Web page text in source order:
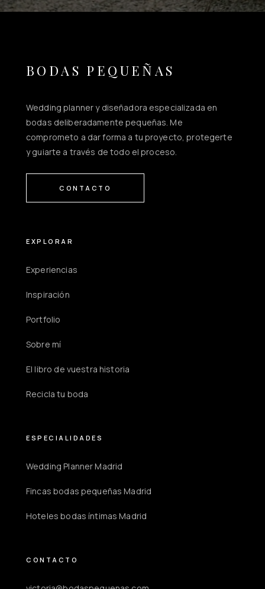
BODAS PEQUEÑAS
Wedding planner y diseñadora especializada en
bodas deliberadamente pequeñas. Me
comprometo a dar forma a tu proyecto, protegerte
y guiarte a través de todo el proceso.
CONTACTO
EXPLORAR
Experiencias
Inspiración
Portfolio
Sobre mí
El libro de vuestra historia
Recicla tu boda
ESPECIALIDADES
Wedding Planner Madrid
Fincas bodas pequeñas Madrid
Hoteles bodas íntimas Madrid
CONTACTO